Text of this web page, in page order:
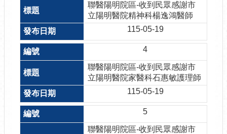
聯醫陽明院區-收到民眾感謝市
立陽明醫院精神科楊逸鴻醫師
115-05-19
4
聯醫陽明院區-收到民眾感謝市
立陽明醫院家醫科石惠敏護理師
115-05-19
5
聯醫陽明院區-收到民眾感謝市